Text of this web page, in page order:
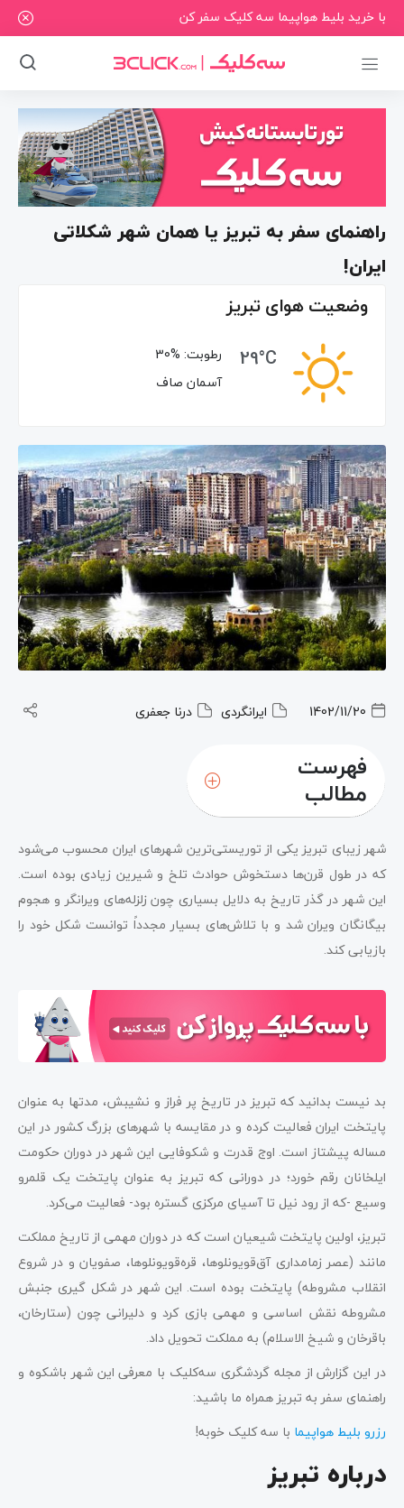
با خرید بلیط هواپیما سه کلیک سفر کن
راهنمای سفر به تبریز یا همان شهر شکلاتی
ایران!
وضعیت هوای تبریز
29°C
رطوبت: 30%
آسمان صاف
1402/11/20 ایرانگردی درنا جعفری
فهرست
مطالب
فرودگاه تبریز
جاذبه های تماشایی تبریز
جاذبه‌های تاریخی تبریز
جاذبه‌های مذهبی تبریز
جاذبه‌های طبیعی تبریز
موزه های تبریز
راهنمای سفر به تبریز ؛ خانه‌های تاریخی
بهترین کافه‌ها و رستوران‌های تبریز
پارک‌های تبریز
راهنمای سفر به تبریز ؛ حمل‌ونقل عمومی
مراکز خرید تبریز
سوغات تبریز
کلام آخر
شهر زیبای تبریز یکی از توریستی‌ترین شهرهای ایران محسوب می‌شود
که در طول قرن‌ها دستخوش حوادث تلخ و شیرین زیادی بوده است.
این شهر در گذر تاریخ به دلایل بسیاری چون زلزله‌های ویرانگر و هجوم
بیگانگان ویران شد و با تلاش‌های بسیار مجدداً توانست شکل خود را
بازیابی کند.
بد نیست بدانید که تبریز در تاریخ پر فراز و نشیبش، مدتها به عنوان
پایتخت ایران فعالیت کرده و در مقایسه با شهرهای بزرگ کشور در این
مساله پیشتاز است. اوج قدرت و شکوفایی این شهر در دوران حکومت
ایلخانان رقم خورد؛ در دورانی که تبریز به عنوان پایتخت یک قلمرو
وسیع -که از رود نیل تا آسیای مرکزی گستره بود- فعالیت می‌کرد.
تبریز، اولین پایتخت شیعیان است که در دوران مهمی از تاریخ مملکت
مانند (عصر زمامداری آق‌قویونلوها، قره‌قویونلوها، صفویان و در شروع
انقلاب مشروطه) پایتخت بوده است. این شهر در شکل گیری جنبش
مشروطه نقش اساسی و مهمی بازی کرد و دلیرانی چون (ستارخان،
باقرخان و شیخ الاسلام) به مملکت تحویل داد.
در این گزارش از مجله گردشگری سه‌کلیک با معرفی این شهر باشکوه و
راهنمای سفر به تبریز همراه ما باشید:
رزرو بلیط هواپیما با سه کلیک خوبه!
درباره تبریز